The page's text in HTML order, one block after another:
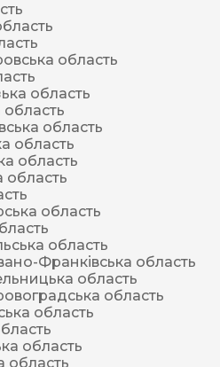
область
область
область
область
область
область
область
область
область
Франківська область
область
область
область
область
область